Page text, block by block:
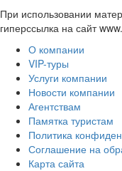
При использовании
гиперссылка на сайт
О компании
VIP-туры
Услуги компании
Новости компании
Агентствам
Памятка туристам
Политика
Соглашение на
Карта сайта